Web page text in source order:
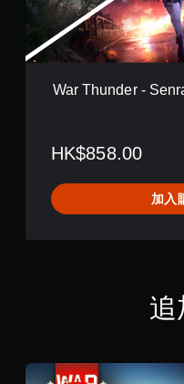
S
e
(
War Thunder -
HK$858.00
加入
追